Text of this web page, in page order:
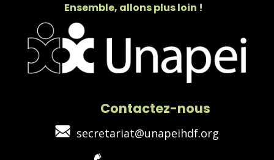
Ensemble, allons plus loin !
Contactez-nous
secretariat@unapeihdf.org